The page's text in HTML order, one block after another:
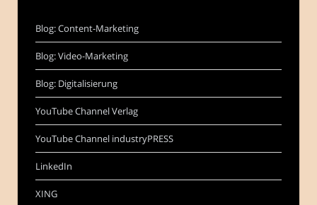
Blog: Content-Marketing
Blog: Video-Marketing
Blog: Digitalisierung
YouTube Channel Verlag
YouTube Channel industryPRESS
LinkedIn
XING